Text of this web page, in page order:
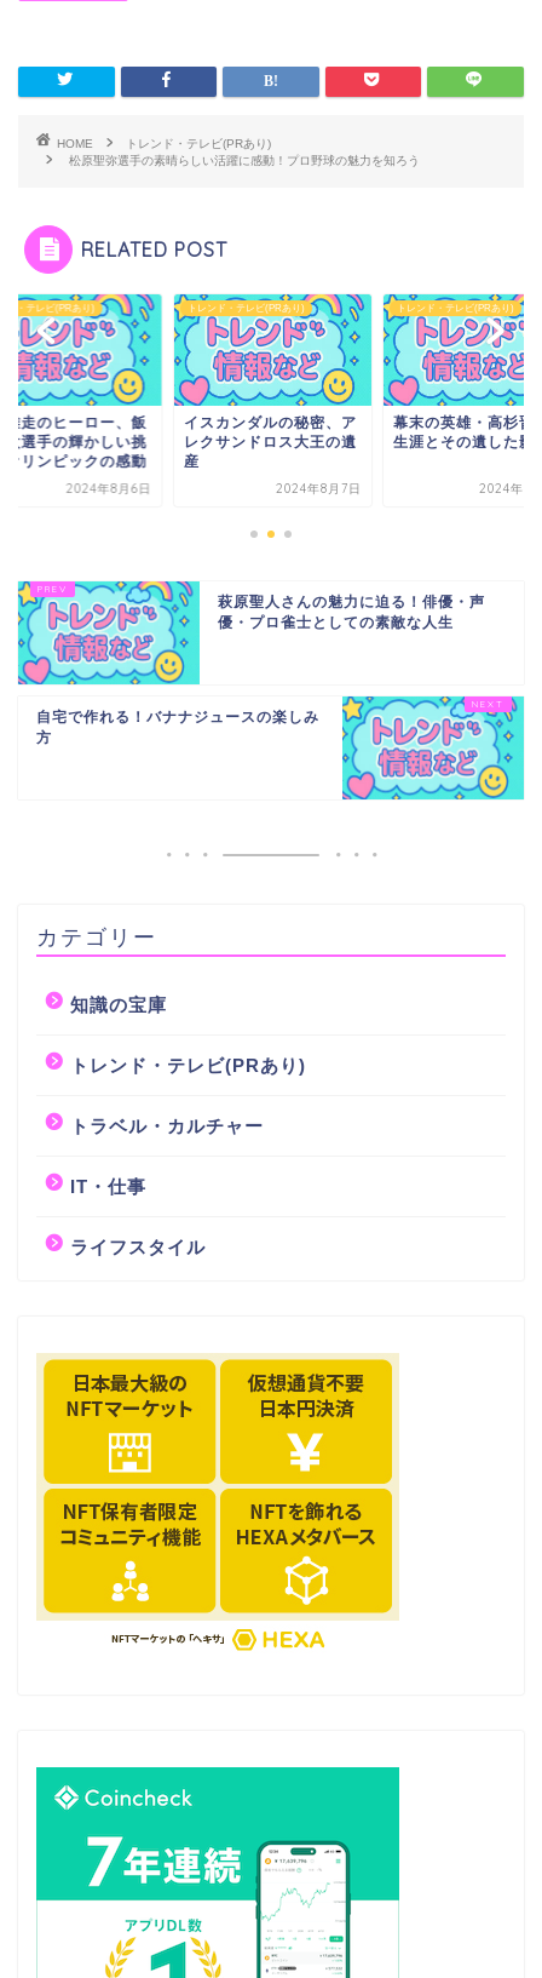
HOME
トレンド・テレビ(PRあり)
松原聖弥選手の素晴らしい活躍に感動！プロ野球の魅力を知ろう
RELATED POST
ド・テレビ(PRあり)
カンダルの秘密、ア
サンドロス大王の遺
2024年8月7日
トレンド・テレビ(PRあり)
幕末の英雄・高杉晋作の
生涯とその遺した影響
2024年8月15日
トレンド・テレビ(PRあり)
短距離走のヒーロー
塚翔太選手の輝かし
2024年8
萩原聖人さんの魅力に迫る！俳優・声
優・プロ雀士としての素敵な人生
自宅で作れる！バナナジュースの楽しみ
方
カテゴリー
知識の宝庫
トレンド・テレビ(PRあり)
トラベル・カルチャー
IT・仕事
ライフスタイル